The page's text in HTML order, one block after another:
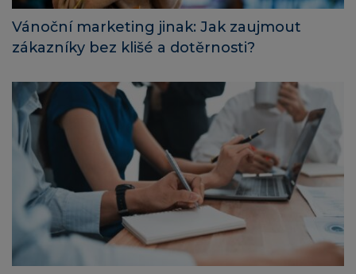
Vánoční marketing jinak: Jak zaujmout
zákazníky bez klišé a dotěrnosti?